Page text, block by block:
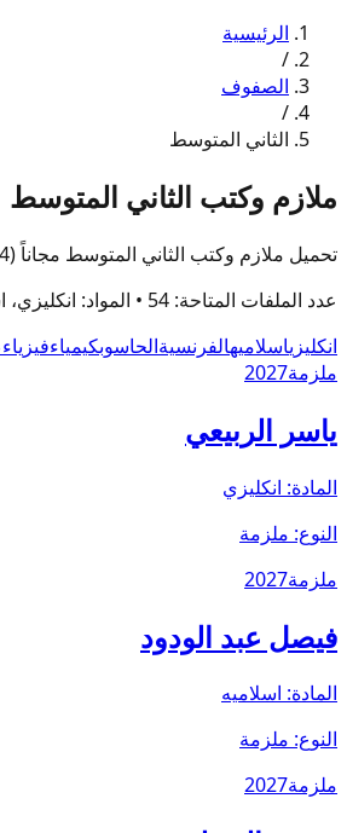
الرئيسية
/
الصفوف
/
الثاني المتوسط
ملازم وكتب الثاني المتوسط
تحميل ملازم وكتب الثاني المتوسط مجاناً (54 ملف): انكليزي، اسلاميه، الفرنسية، الحاسوب، كيمياء. مكتبة مجرة الملازم تحدّث المحتوى يومياً مع روابط تحميل مباشرة وبسرعة عالية.
عدد الملفات المتاحة: 54 • المواد:
انكليزياسلاميهالفرنسيةالحاسوبكيمياءفيزياء
ملزمة2027
ياسر الربيعي
المادة: انكليزي
النوع: ملزمة
ملزمة2027
فيصل عبد الودود
المادة: اسلاميه
النوع: ملزمة
ملزمة2027